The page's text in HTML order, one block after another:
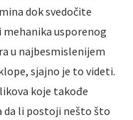
dok svedočite
usporenog
u najbesmislenijem
sjajno je to videti.
koje takođe
da li postoji nešto što